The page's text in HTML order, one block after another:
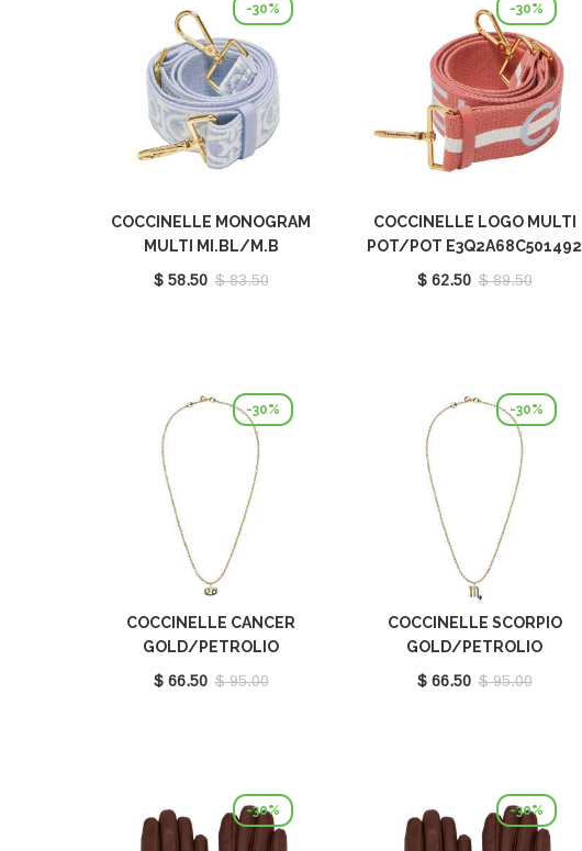
-30%
COCCINELLE MONOGRAM
MULTI MI.BL/M.B
E3M20682521491
$ 58.50 $ 83.50
-30%
COCCINELLE LOGO MULTI
POT/POT E3Q2A68C501492
$ 62.50 $ 89.50
-30%
COCCINELLE CANCER
GOLD/PETROLIO
E8P4I121001669
$ 66.50 $ 95.00
-30%
COCCINELLE SCORPIO
GOLD/PETROLIO
E8P4I121101669
$ 66.50 $ 95.00
-30% -30%